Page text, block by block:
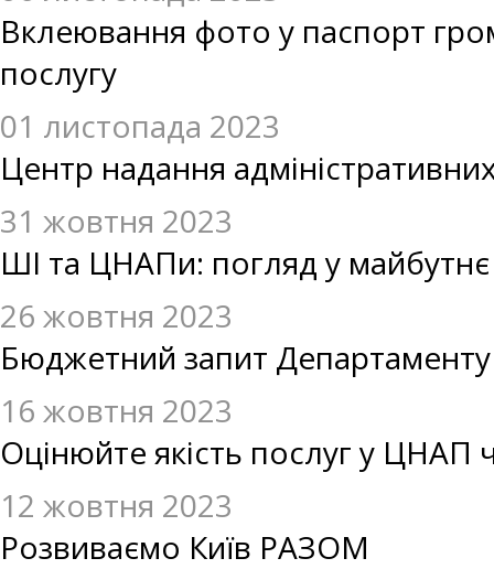
Вклеювання фото у паспорт
послугу
01 листопада 2023
Центр надання
31 жовтня 2023
ШІ та ЦНАПи: погляд у майбутнє
26 жовтня 2023
Бюджетний запит
16 жовтня 2023
Оцінюйте якість послуг у ЦНАП
12 жовтня 2023
Розвиваємо Київ РАЗОМ